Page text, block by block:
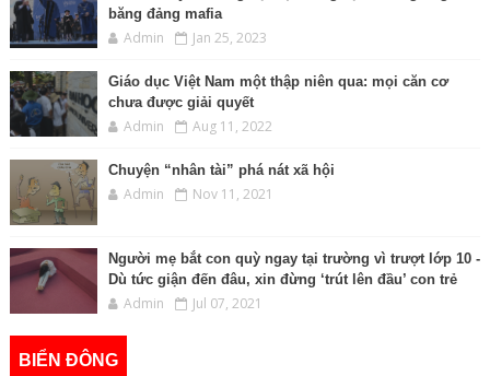
băng đảng mafia
Admin Jan 25, 2023
Giáo dục Việt Nam một thập niên qua: mọi căn cơ
chưa được giải quyết
Admin Aug 11, 2022
Chuyện “nhân tài” phá nát xã hội
Admin Nov 11, 2021
Người mẹ bắt con quỳ ngay tại trường vì trượt lớp 10 -
Dù tức giận đến đâu, xin đừng ‘trút lên đầu’ con trẻ
Admin Jul 07, 2021
BIỂN ĐÔNG